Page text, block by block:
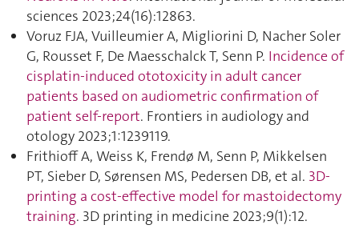
sciences 2023;24(16):12863.
Voruz FJA, Vuilleumier A, Migliorini D, Nacher Soler
G, Rousset F, De Maesschalck T, Senn P. Incidence of
cisplatin-induced ototoxicity in adult cancer
patients based on audiometric confirmation of
patient self-report. Frontiers in audiology and
otology 2023;1:1239119.
Frithioff A, Weiss K, Frendø M, Senn P, Mikkelsen
PT, Sieber D, Sørensen MS, Pedersen DB, et al. 3D-
printing a cost-effective model for mastoidectomy
training. 3D printing in medicine 2023;9(1):12.